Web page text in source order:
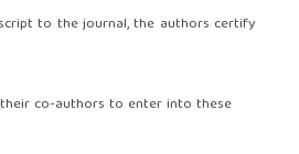
to the journal, the authors certify
co-authors to enter into these